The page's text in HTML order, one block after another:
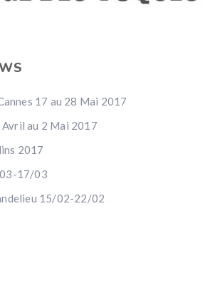
17 au 28 Mai 2017
au 2 Mai 2017
2017
17/03
15/02-22/02